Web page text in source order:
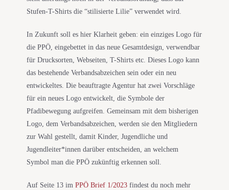
Stufen-T-Shirts die “stilisierte Lilie” verwendet wird.
In Zukunft soll es hier Klarheit geben: ein einziges Logo für
die PPÖ, eingebettet in das neue Gesamtdesign, verwendbar
für Drucksorten, Webseiten, T-Shirts etc. Dieses Logo kann
das bestehende Verbandsabzeichen sein oder ein neu
entwickeltes. Die beauftragte Agentur hat zwei Vorschläge
für ein neues Logo entwickelt, die Symbole der
Pfadibewegung aufgreifen. Gemeinsam mit dem bisherigen
Logo, dem Verbandsabzeichen, werden sie den Mitgliedern
zur Wahl gestellt, damit Kinder, Jugendliche und
Jugendleiter*innen darüber entscheiden, an welchem
Symbol man die PPÖ zukünftig erkennen soll.
Auf Seite 13 imPPÖ Brief 1/2023 findest du noch mehr